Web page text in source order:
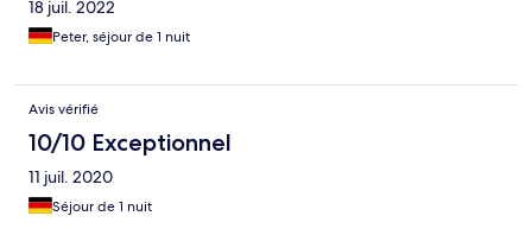
18 juil. 2022
Peter, séjour de 1 nuit
Avis vérifié
10/10 Exceptionnel
11 juil. 2020
Séjour de 1 nuit